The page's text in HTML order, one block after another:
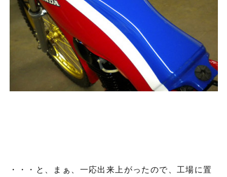
・・・と、まぁ、一応出来上がったので、工場に置